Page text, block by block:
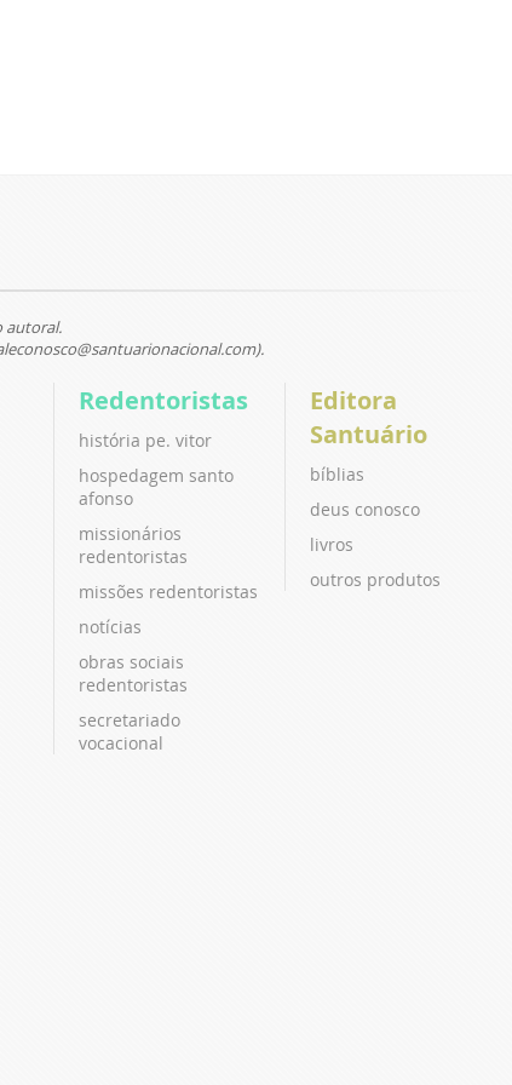
autoral.
Redentoristas
história pe. vitor
hospedagem santo
afonso
missionários
redentoristas
missões redentoristas
notícias
obras sociais
redentoristas
secretariado
vocacional
Editora
Santuário
bíblias
deus conosco
livros
outros produtos